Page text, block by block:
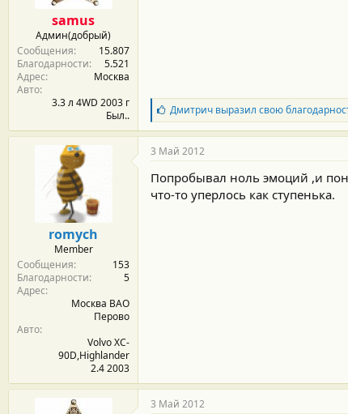
samus
Админ(добрый)
Сообщения
15.807
Благодарности
5.521
Адрес
Москва
Авто
3.3 л 4WD 2003 г
Был..
Б
л
а
г
о
д
а
р
Дмитричвыразил свою
romych
Member
Сообщения
153
Благодарности
5
Адрес
Москва ВАО
Перово
Авто
Volvo XC-
90D,Highlander
2.4 2003
3 Май 2012
Попробывал ноль эмоций ,и
что-то уперлось как ступенька.
3 Май 2012